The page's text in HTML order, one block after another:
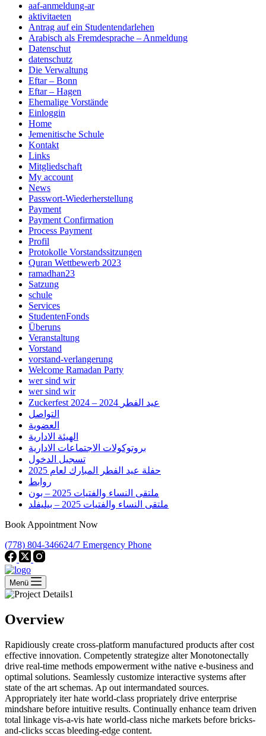
aaf-anmeldung-ar
aktivitaeten
Antrag auf ein Studentendarlehen
Arabisch als Fremdesprache – Anmeldung
Datenschut
datenschutz
Die Verwaltung
Eftar – Bonn
Eftar – Hagen
Ehemalige Vorstände
Einloggin
Home
Jemenitische Schule
Kontakt
Links
Mitgliedschaft
My account
News
Passwort-Wiederherstellung
Payment
Payment Confirmation
Process Payment
Profil
Protokolle Vorstandssitzungen
Quran Wettbewerb 2023
ramadhan23
Satzung
schule
Services
StudentenFonds
Überuns
Veranstaltung
Vorstand
vorstand-verlangerung
Welcome Ramadan Party
wer sind wir
wer sind wir
Zuckerfest 2024 – 2024 عيد الفطر
التواصل
العضوية
الهيئة الادارية
بروتوكولات الاجتماعات الادارية
تسجيل الدخول
حفلة عيد الفطر المبارك لعام 2025
روابط
ملتقى النساء والفتيات 2025 – بون
ملتقى النساء والفتيات 2025 – بيليفلد
Book Appointment Now
(778) 804-346624/7 Emergency Phone
Menü
Overview
Rapidiously create cross-platform manufactured products after cost
effective innovation. Competently strategize alter Monotonectally
drive real-time methods empowerment withe native e-business and
optimal solutions. Seamlessly customize interactive systems after
state of the art schemas. Ap out intermandated sources.
Appropriately iter hate world-class propriately drive enterprise
mindshare before intuitive results. Continually enhance team driven
total linkage vis-a-vis hate world-class niche markets before bricks-
and-clicks sccas bleeding-edge content.